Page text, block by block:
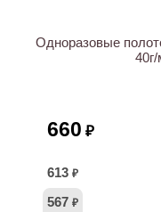
Одноразовые
660 ₽
613 ₽
567 ₽